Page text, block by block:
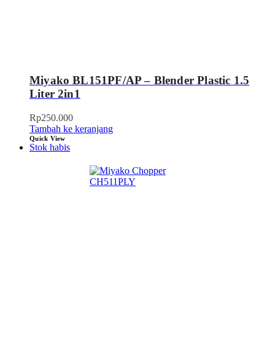
Miyako BL151PF/AP – Blender Plastic 1.5
Liter 2in1
Rp250.000
Tambah ke keranjang
Quick View
Stok habis